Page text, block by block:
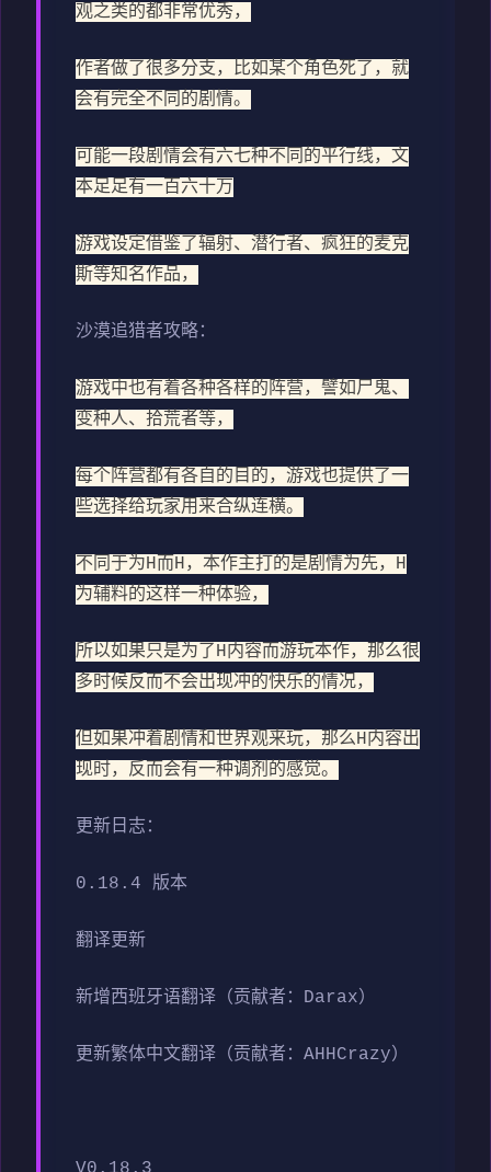
观之类的都非常优秀，
作者做了很多分支，比如某个角色死了，就
会有完全不同的剧情。
可能一段剧情会有六七种不同的平行线，文
本足足有一百六十万
游戏设定借鉴了辐射、潜行者、疯狂的麦克
斯等知名作品，
沙漠追猎者攻略：
游戏中也有着各种各样的阵营，譬如尸鬼、
变种人、拾荒者等，
每个阵营都有各自的目的，游戏也提供了一
些选择给玩家用来合纵连横。
不同于为H而H，本作主打的是剧情为先，H
为辅料的这样一种体验，
所以如果只是为了H内容而游玩本作，那么很
多时候反而不会出现冲的快乐的情况，
但如果冲着剧情和世界观来玩，那么H内容出
现时，反而会有一种调剂的感觉。
更新日志：
0.18.4 版本
翻译更新
新增西班牙语翻译（贡献者：Darax）
更新繁体中文翻译（贡献者：AHHCrazy）